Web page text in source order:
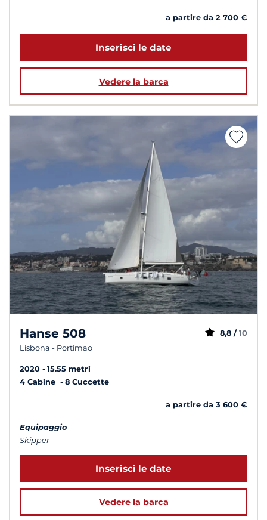
a partire da 2 700 €
Inserisci le date
Vedere la barca
Hanse 508
Lisbona - Portimao
8,8 / 10
2020
15.55 metri
4 Cabine
8 Cuccette
a partire da 3 600 €
Equipaggio
Skipper
Inserisci le date
Vedere la barca